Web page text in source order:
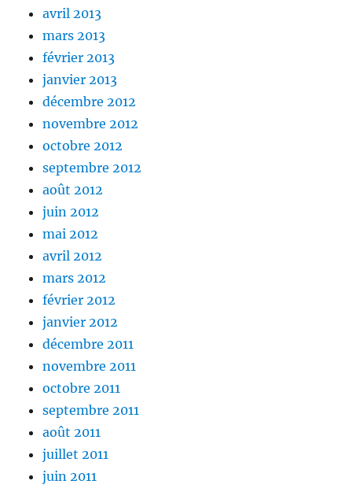
avril 2013
mars 2013
février 2013
janvier 2013
décembre 2012
novembre 2012
octobre 2012
septembre 2012
août 2012
juin 2012
mai 2012
avril 2012
mars 2012
février 2012
janvier 2012
décembre 2011
novembre 2011
octobre 2011
septembre 2011
août 2011
juillet 2011
juin 2011